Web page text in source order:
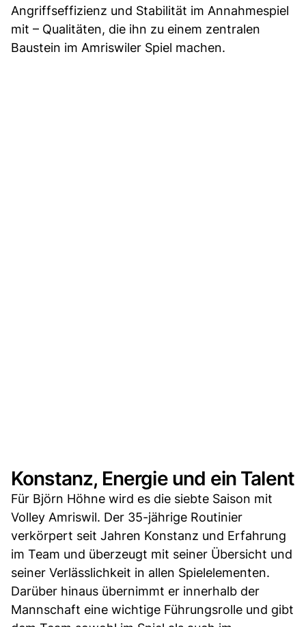
Angriffseffizienz und Stabilität im Annahmespiel
mit – Qualitäten, die ihn zu einem zentralen
Baustein im Amriswiler Spiel machen.
Konstanz, Energie und ein Talent
Für Björn Höhne wird es die siebte Saison mit
Volley Amriswil. Der 35-jährige Routinier
verkörpert seit Jahren Konstanz und Erfahrung
im Team und überzeugt mit seiner Übersicht und
seiner Verlässlichkeit in allen Spielelementen.
Darüber hinaus übernimmt er innerhalb der
Mannschaft eine wichtige Führungsrolle und gibt